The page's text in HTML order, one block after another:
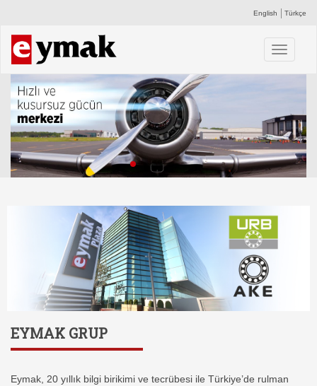
English Türkçe
Toggle
EYMAK GRUP
Eymak, 20 yıllık bilgi birikimi ve tecrübesi ile Türkiye’de rulman